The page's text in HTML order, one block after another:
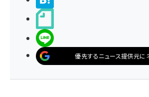
優先するニュース提供元に